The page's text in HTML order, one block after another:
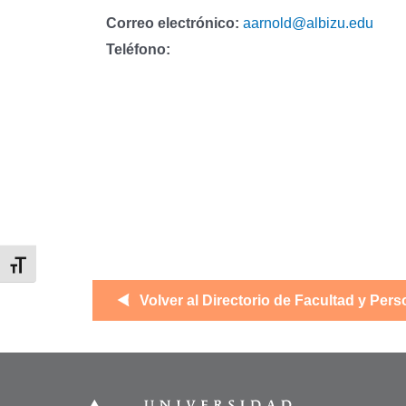
Alternar tamaño de letra
Correo electrónico: aarnold@albizu.edu
Teléfono:
Volver al Directorio de Facultad y